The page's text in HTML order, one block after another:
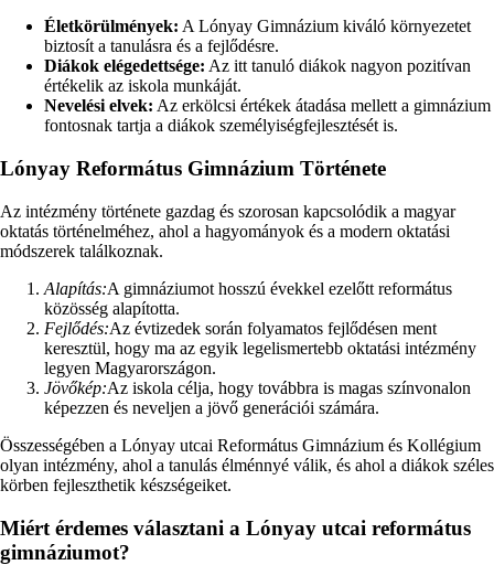
Életkörülmények: A Lónyay Gimnázium kiváló környezetet
biztosít a tanulásra és a fejlődésre.
Diákok elégedettsége: Az itt tanuló diákok nagyon pozitívan
értékelik az iskola munkáját.
Nevelési elvek: Az erkölcsi értékek átadása mellett a gimnázium
fontosnak tartja a diákok személyiségfejlesztését is.
Lónyay Református Gimnázium Története
Az intézmény története gazdag és szorosan kapcsolódik a magyar
oktatás történelméhez, ahol a hagyományok és a modern oktatási
módszerek találkoznak.
Alapítás:A gimnáziumot hosszú évekkel ezelőtt református
közösség alapította.
Fejlődés:Az évtizedek során folyamatos fejlődésen ment
keresztül, hogy ma az egyik legelismertebb oktatási intézmény
legyen Magyarországon.
Jövőkép:Az iskola célja, hogy továbbra is magas színvonalon
képezzen és neveljen a jövő generációi számára.
Összességében a Lónyay utcai Református Gimnázium és Kollégium
olyan intézmény, ahol a tanulás élménnyé válik, és ahol a diákok széles
körben fejleszthetik készségeiket.
Miért érdemes választani a Lónyay utcai református
gimnáziumot?